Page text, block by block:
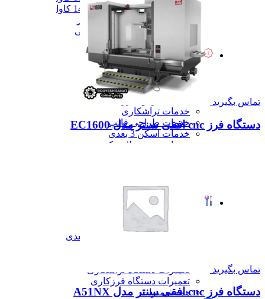
دیزل ژنزاتور 1400 کاوا
همه دیزل ژنراتور
همه ماشین آلات صنعتی
همه محصولات
خدمات
خدمات
خدمات CNC
خدمات پرینت سه بعدی
خدمات برش لیزر
خدمات تراشکاری
خدمات طراحی قالب
خدمات اسکن 3 بعدی
خدمات تزریق پلاستیک
همه خدمات
تعمیرات
تعمیرات دستگاه اسکن سه بعدی
تعمیرات دستگاه فرزکاری
همه تعمیرات
تماس بگیرید
دستگاه فرز cnc افقی سنتر مدل EC1600
تماس بگیرید
دستگاه فرز cnc افقی سنتر مدل A51NX